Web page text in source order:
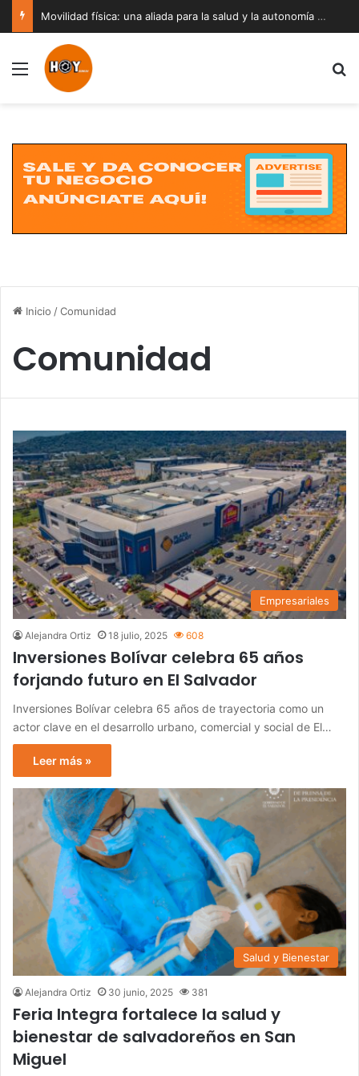
Movilidad física: una aliada para la salud y la autonomía a cualquier edad
Menú
Inicio /Comunidad
Comunidad
Empresariales
Alejandra Ortiz 18 julio, 2025 608
Inversiones Bolívar celebra 65 años
forjando futuro en El Salvador
Inversiones Bolívar celebra 65 años de trayectoria como un
actor clave en el desarrollo urbano, comercial y social de El…
Leer más »
Salud y Bienestar
Alejandra Ortiz 30 junio, 2025 381
Feria Integra fortalece la salud y
bienestar de salvadoreños en San
Miguel